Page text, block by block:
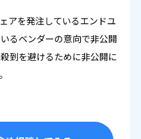
アを発注しているエンドユ
るベンダーの意向で非公開
到を避けるために非公開に